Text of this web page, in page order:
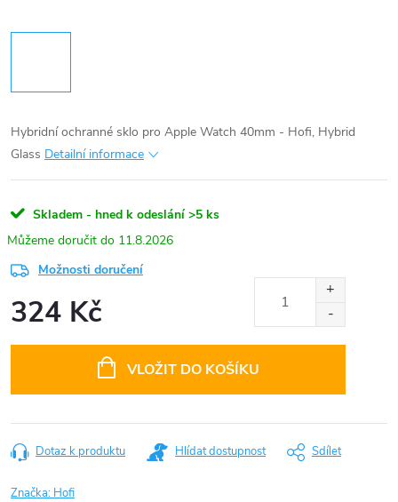
Hybridní ochranné sklo pro Apple Watch 40mm - Hofi, Hybrid
Glass Detailní informace
Skladem - hned k odeslání >5 ks
11.8.2026
Možnosti doručení
324 Kč
VLOŽIT DO KOŠÍKU
Dotaz k produktu Hlídat dostupnost Sdílet
Značka: Hofi